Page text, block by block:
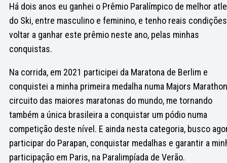
Há dois anos eu ganhei o Prêmio Paralímpico de melhor
do Ski, entre masculino e feminino, e tenho reais
voltar a ganhar este prêmio neste ano, pelas minhas
conquistas.
Na corrida, em 2021 participei da Maratona de Berlim e
conquistei a minha primeira medalha numa Majors
circuito das maiores maratonas do mundo, me tornando
também a única brasileira a conquistar um pódio numa
competição deste nível. E ainda nesta categoria, busco
participar do Parapan, conquistar medalhas e garantir a
participação em Paris, na Paralimpíada de Verão.